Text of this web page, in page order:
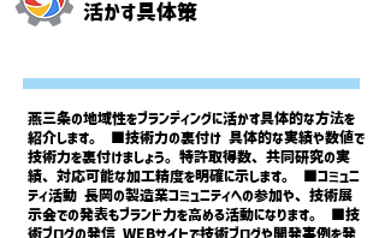
活かす具体策
燕三条の地域性をブランディングに活かす具体的な方法を
紹介します。 ■技術力の裏付け 具体的な実績や数値で
技術力を裏付けましょう。特許取得数、共同研究の実
績、対応可能な加工精度を明確に示します。 ■コミュニ
ティ活動 長岡の製造業コミュニティへの参加や、技術展
示会での発表もブランド力を高める活動になります。 ■技
術ブログの発信 WEBサイトで技術ブログや開発事例を発